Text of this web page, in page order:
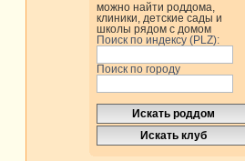
можно найти роддома,
клиники, детские сады и
школы рядом с домом
Поиск по индексу (PLZ):
Поиск по городу